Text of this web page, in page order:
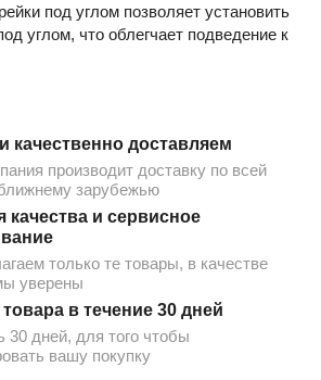
под углом позволяет установить
углом, что облегчает подведение к
качественно доставляем
производит доставку по всей
зарубежью
качества и сервисное
только те товары, в качестве
уверены
в течение 30 дней
30 дней, для того чтобы
вашу покупку